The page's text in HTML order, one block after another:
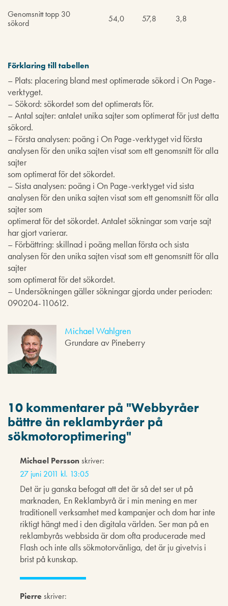
Genomsnitt topp 30
sökord
54,0 57,8 3,8
Förklaring till tabellen
– Plats: placering bland mest optimerade sökord i On Page-
verktyget.
– Sökord: sökordet som det optimerats för.
– Antal sajter: antalet unika sajter som optimerat för just detta
sökord.
– Första analysen: poäng i On Page-verktyget vid första
analysen för den unika sajten visat som ett genomsnitt för alla
sajter
som optimerat för det sökordet.
– Sista analysen: poäng i On Page-verktyget vid sista
analysen för den unika sajten visat som ett genomsnitt för alla
sajter som
optimerat för det sökordet. Antalet sökningar som varje sajt
har gjort varierar.
– Förbättring: skillnad i poäng mellan första och sista
analysen för den unika sajten visat som ett genomsnitt för alla
sajter
som optimerat för det sökordet.
– Undersökningen gäller sökningar gjorda under perioden:
090204-110612.
Michael Wahlgren
Grundare av Pineberry
10 kommentarer på "Webbyråer
bättre än reklambyråer på
sökmotoroptimering"
Michael Perssonskriver:
27 juni 2011 kl. 13:05
Det är ju ganska befogat att det är så det ser ut på
marknaden, En Reklambyrå är i min mening en mer
traditionell verksamhet med kampanjer och dom har inte
riktigt hängt med i den digitala världen. Ser man på en
reklambyrås webbsida är dom ofta producerade med
Flash och inte alls sökmotorvänliga, det är ju givetvis i
brist på kunskap.
Pierreskriver: